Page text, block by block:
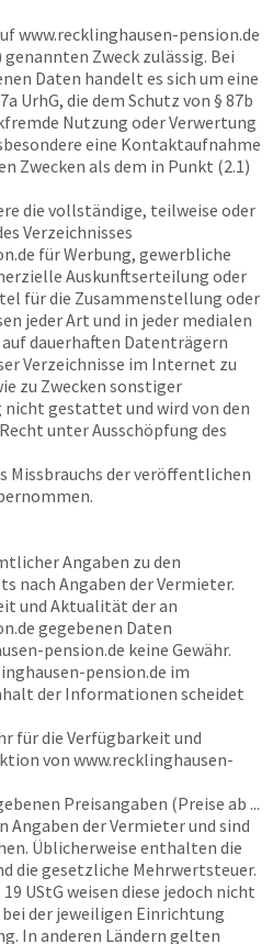
www.recklinghausen-pension.de
Zweck zulässig. Bei
Daten handelt es sich um eine
UrhG, die dem Schutz von § 87b
Nutzung oder Verwertung
eine Kontaktaufnahme
Zwecken als dem in Punkt (2.1)
die vollständige, teilweise oder
Verzeichnisses
für Werbung, gewerbliche
Auskunftserteilung oder
für die Zusammenstellung oder
jeder Art und in jeder medialen
dauerhaften Datenträgern
Verzeichnisse im Internet zu
zu Zwecken sonstiger
gestattet und wird von den
unter Ausschöpfung des
Missbrauchs der veröffentlichen
Angaben zu den
nach Angaben der Vermieter.
und Aktualität der an
gegebenen Daten
pension.de keine Gewähr.
pension.de im
der Informationen scheidet
für die Verfügbarkeit und
von www.recklinghausen-
Preisangaben (Preise ab ...
Angaben der Vermieter und sind
Üblicherweise enthalten die
die gesetzliche Mehrwertsteuer.
UStG weisen diese jedoch nicht
der jeweiligen Einrichtung
In anderen Ländern gelten